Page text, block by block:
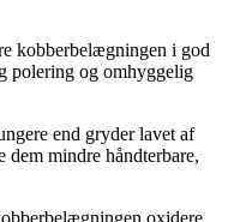
kobberbelægningen i god
polering og omhyggelig
end gryder lavet af
dem mindre håndterbare,
oxidere